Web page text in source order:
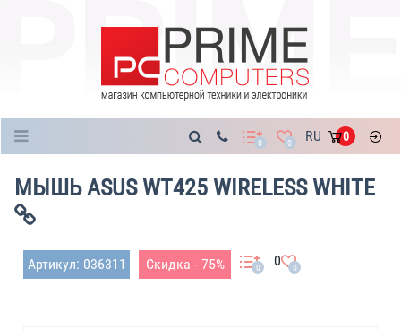
0 0 RU 0
МЫШЬ ASUS WT425 WIRELESS WHITE
Артикул: 036311 Скидка - 75% 0 0 0